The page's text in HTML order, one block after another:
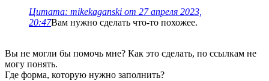
Цитата: mikekaganski от 27 апреля 2023,
20:47Вам нужно сделать что-то похожее.
Вы не могли бы помочь мне? Как это сделать, по ссылкам не
могу понять.
Где форма, которую нужно заполнить?